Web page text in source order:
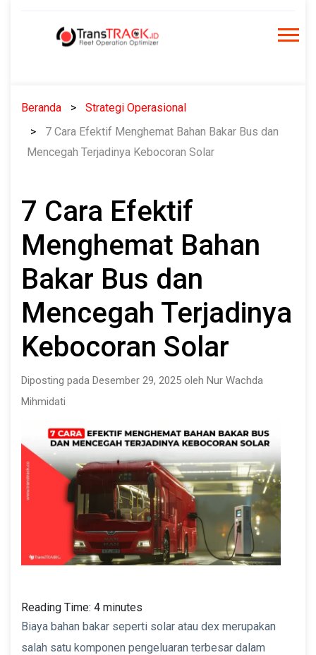
Beranda
Strategi Operasional
7 Cara Efektif Menghemat Bahan Bakar Bus dan
Mencegah Terjadinya Kebocoran Solar
7 Cara Efektif
Menghemat Bahan
Bakar Bus dan
Mencegah Terjadinya
Kebocoran Solar
Diposting pada Desember 29, 2025 oleh Nur Wachda
Mihmidati
Reading Time: 4 minutes
Biaya bahan bakar seperti solar atau dex merupakan
salah satu komponen pengeluaran terbesar dalam